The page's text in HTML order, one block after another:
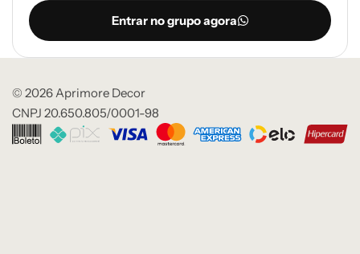
Entrar no grupo agora
© 2026 Aprimore Decor
CNPJ 20.650.805/0001-98